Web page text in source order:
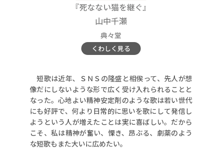
『死なない猫を継ぐ』
山中千瀬
典々堂
くわしく見る
短歌は近年、ＳＮＳの隆盛と相俟って、先人が想
像だにしないような形で広く受け入れられることと
なった。心地よい精神安定剤のような歌は若い世代
にも好評で、何より日常的に思いを歌にして発信し
ようという人が増えたことは実に喜ばしい。だから
こそ、私は精神が奮い、慄き、昂ぶる、劇薬のよう
な短歌もまた大いに広めたい。